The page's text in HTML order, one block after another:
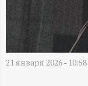
Й
21 января 2026 - 10:58